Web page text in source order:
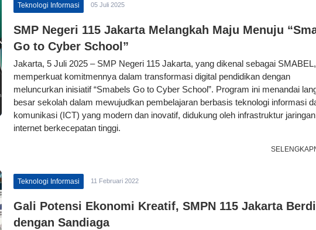
Teknologi Informasi 05 Juli 2025
SMP Negeri 115 Jakarta Melangkah Maju Menuju
Go to Cyber School”
Jakarta, 5 Juli 2025 – SMP Negeri 115 Jakarta, yang dikenal sebagai
memperkuat komitmennya dalam transformasi digital pendidikan dengan
meluncurkan inisiatif “Smabels Go to Cyber School”. Program ini menandai
besar sekolah dalam mewujudkan pembelajaran berbasis teknologi informasi
komunikasi (ICT) yang modern dan inovatif, didukung oleh infrastruktur jaringan
internet berkecepatan tinggi.
Teknologi Informasi 11 Februari 2022
Gali Potensi Ekonomi Kreatif, SMPN 115 Jakarta
dengan Sandiaga